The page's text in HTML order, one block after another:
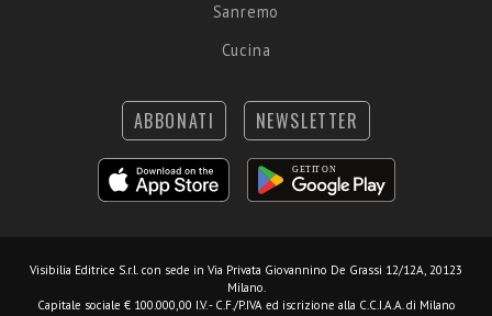
Sanremo
Cucina
ABBONATI NEWSLETTER
Visibilia Editrice S.r.l. con sede in Via Privata Giovannino De Grassi 12/12A, 20123
Milano.
Capitale sociale € 100.000,00 I.V. - C.F./P.IVA ed iscrizione alla C.C.I.A.A. di Milano